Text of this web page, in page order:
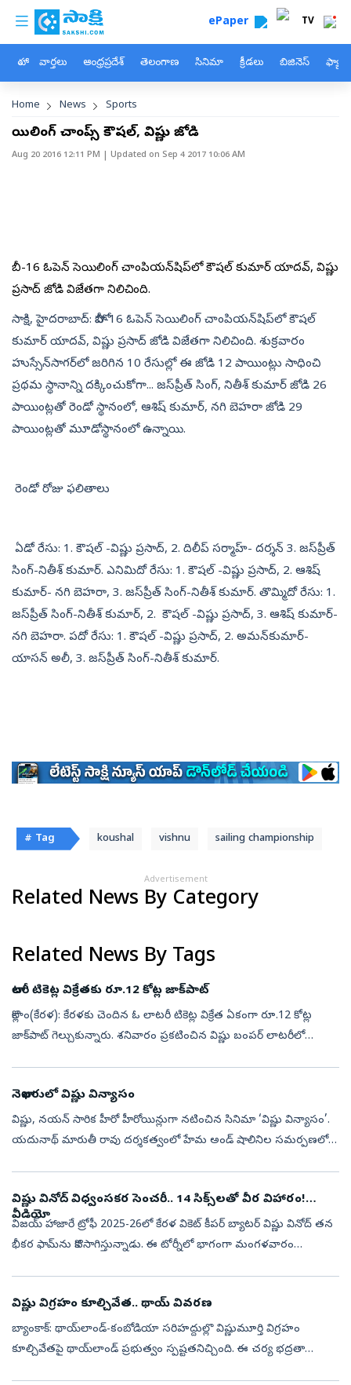
Skip to main content
custom menu ePaper TV
హోం వార్తలు ఆంధ్రప్రదేశ్ తెలంగాణ సినిమా క్రీడలు బిజినెస్
Breadcrumb
Home News Sports
సెయిలింగ్ చాంప్స్ కౌషల్, విష్ణు జోడి
Aug 20 2016 12:11 PM | Updated on Sep 4 2017 10:06 AM
హోబీ-16 ఓపెన్ సెయిలింగ్ చాంపియన్‌షిప్‌లో కౌషల్ కుమార్ యాదవ్, విష్ణు
ప్రసాద్ జోడి విజేతగా నిలిచింది.
సాక్షి, హైదరాబాద్: హోబీ-16 ఓపెన్ సెయిలింగ్ చాంపియన్‌షిప్‌లో కౌషల్
కుమార్ యాదవ్, విష్ణు ప్రసాద్ జోడి విజేతగా నిలిచింది. శుక్రవారం
హుస్సేన్‌సాగర్‌లో జరిగిన 10 రేసుల్లో ఈ జోడి 12 పాయింట్లు సాధించి
ప్రథమ స్థానాన్ని దక్కించుకోగా... జస్‌ప్రీత్ సింగ్, నితీశ్ కుమార్ జోడి 26
పాయింట్లతో రెండో స్థానంలో, ఆశిష్ కుమార్, నగి బెహరా జోడి 29
పాయింట్లతో మూడోస్థానంలో ఉన్నాయి.
రెండో రోజు ఫలితాలు
ఏడో రేసు: 1. కౌషల్ -విష్ణు ప్రసాద్, 2. దిలీప్ సర్మాహ్- దర్శన్ 3. జస్‌ప్రీత్
సింగ్-నితీశ్ కుమార్. ఎనిమిదో రేసు: 1. కౌషల్ -విష్ణు ప్రసాద్, 2. ఆశిష్
కుమార్- నగి బెహరా, 3. జస్‌ప్రీత్ సింగ్-నితీశ్ కుమార్. తొమ్మిదో రేసు: 1.
జస్‌ప్రీత్ సింగ్-నితీశ్ కుమార్, 2. కౌషల్ -విష్ణు ప్రసాద్, 3. ఆశిష్ కుమార్-
నగి బెహరా. పదో రేసు: 1. కౌషల్ -విష్ణు ప్రసాద్, 2. అమన్‌కుమార్-
యాసన్ అలీ, 3. జస్‌ప్రీత్ సింగ్-నితీశ్ కుమార్.
# Tag koushal vishnu sailing championship
Advertisement
Related News By Category
Related News By Tags
లాటరీ టికెట్ల విక్రేతకు రూ.12 కోట్ల జాక్‌పాట్‌
కొల్లాం(కేరళ): కేరళకు చెందిన ఓ లాటరీ టికెట్ల విక్రేత ఏకంగా రూ.12 కోట్ల
జాక్‌పాట్‌ గెల్చుకున్నారు. శనివారం ప్రకటించిన విష్ణు బంపర్‌ లాటరీలో
నెలాఖరులో విష్ణు విన్యాసం
విష్ణు, నయన్‌ సారిక హీరో హీరోయిన్లుగా నటించిన సినిమా ‘విష్ణు విన్యాసం’.
యదునాథ్‌ మారుతీ రావు దర్శకత్వంలో హేమ అండ్‌ షాలినిల సమర్పణలో
విష్ణు వినోద్ విధ్వంసకర సెంచరీ.. 14 సిక్స్‌లతో వీర విహారం!
వీడియో
విజయ్ హాజారే ట్రోఫీ 2025-26లో కేరళ వికెట్ కీపర్ బ్యాటర్ విష్ణు వినోద్ తన
భీకర ఫామ్‌ను కొనసాగిస్తున్నాడు. ఈ టోర్నీలో భాగంగా మంగళవారం
విష్ణు విగ్రహం కూల్చివేత.. థాయ్ వివరణ
బ్యాంకాక్‌: థాయ్‌లాండ్-కంబోడియా సరిహద్దుల్లొ విష్ణుమూర్తి విగ్రహం
కూల్చివేతపై థాయ్‌లాండ్ ప్రభుత్వం స్పష్టతనిచ్చింది. ఈ చర్య భద్రతా